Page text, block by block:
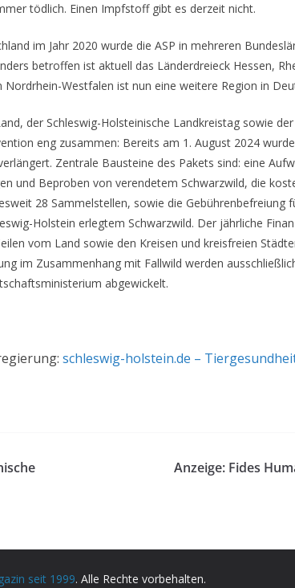
tödlich. Einen Impfstoff gibt es derzeit nicht.
im Jahr 2020 wurde die ASP in mehreren
betroffen ist aktuell das Länderdreieck Hessen,
Westfalen ist nun eine weitere Region in
der Schleswig-Holsteinische Landkreistag sowie
eng zusammen: Bereits am 1. August 2024
Zentrale Bausteine des Pakets sind: eine
und Beproben von verendetem Schwarzwild, die
28 Sammelstellen, sowie die Gebührenbefreiung
Holstein erlegtem Schwarzwild. Der jährliche
vom Land sowie den Kreisen und kreisfreien
im Zusammenhang mit Fallwild werden
abgewickelt.
schleswig-holstein.de –
Anzeige: Fides
seit 1999. Alle Rechte vorbehalten.